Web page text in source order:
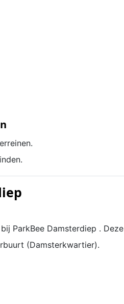
ParkBee Damsterdiep . Deze
(Damsterkwartier).